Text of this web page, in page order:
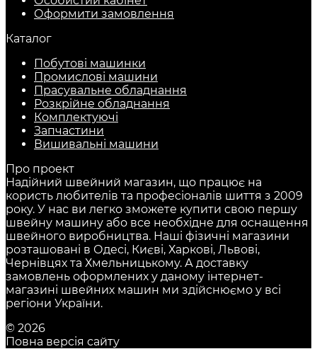
Оформити замовлення
Каталог
Побутові машинки
Промислові машини
Прасувальне обладнання
Розкрійне обладнання
Комплектуючі
Запчастини
Вишивальні машини
Про проект
Надійний швейний магазин, що працює на
користь любителів та професіоналів шиття з 2009
року. У нас ви легко зможете купити свою першу
швейну машину або все необхідне для оснащення
швейного виробництва. Наші фізичні магазини
розташовані в Одесі, Києві, Харкові, Львові,
Чернівцях та Хмельницькому. А доставку
замовлень оформлених у даному інтернет-
магазині швейних машин ми здійснюємо у всі
регіони України.
© 2026
Повна версія сайту